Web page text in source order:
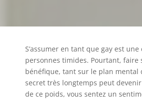
S’assumer en tant que gay est
personnes timides. Pourtant,
bénéfique, tant sur le plan mental
secret très longtemps peut
de ce poids, vous sentez un